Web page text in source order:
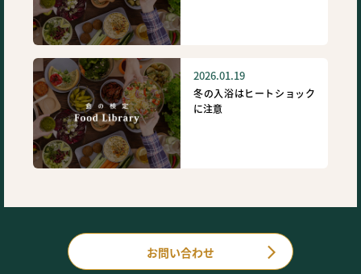
2026.01.19
冬の入浴はヒートショック
に注意
お問い合わせ